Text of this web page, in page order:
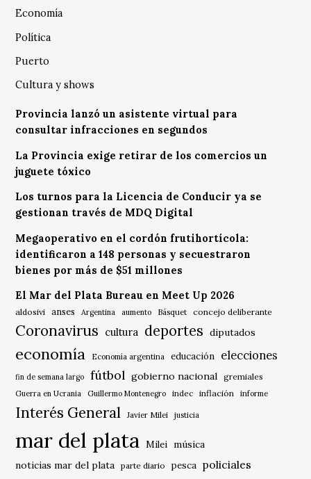
Economía
Política
Puerto
Cultura y shows
Provincia lanzó un asistente virtual para
consultar infracciones en segundos
La Provincia exige retirar de los comercios un
juguete tóxico
Los turnos para la Licencia de Conducir ya se
gestionan través de MDQ Digital
Megaoperativo en el cordón frutihortícola:
identificaron a 148 personas y secuestraron
bienes por más de $51 millones
El Mar del Plata Bureau en Meet Up 2026
aldosivi anses Argentina aumento Básquet concejo deliberante
Coronavirus cultura deportes diputados
economía Economía argentina educación elecciones
fin de semana largo fútbol gobierno nacional gremiales
Guerra en Ucrania Guillermo Montenegro indec inflación informe
Interés General Javier Milei justicia
mar del plata Milei música
noticias mar del plata
parte diario pesca policiales